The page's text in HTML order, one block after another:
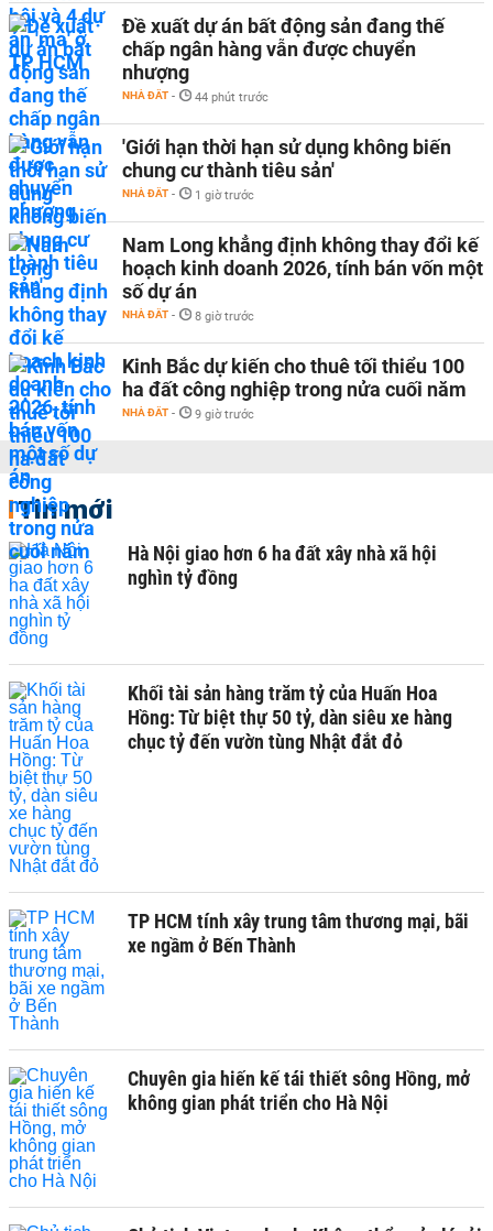
Đề xuất dự án bất động sản đang thế
chấp ngân hàng vẫn được chuyển
nhượng
NHÀ ĐẤT - 44 phút trước
'Giới hạn thời hạn sử dụng không biến
chung cư thành tiêu sản'
NHÀ ĐẤT - 1 giờ trước
Nam Long khẳng định không thay đổi kế
hoạch kinh doanh 2026, tính bán vốn một
số dự án
NHÀ ĐẤT - 8 giờ trước
Kinh Bắc dự kiến cho thuê tối thiểu 100
ha đất công nghiệp trong nửa cuối năm
NHÀ ĐẤT - 9 giờ trước
Tin mới
Hà Nội giao hơn 6 ha đất xây nhà xã hội
nghìn tỷ đồng
Khối tài sản hàng trăm tỷ của Huấn Hoa
Hồng: Từ biệt thự 50 tỷ, dàn siêu xe hàng
chục tỷ đến vườn tùng Nhật đắt đỏ
TP HCM tính xây trung tâm thương mại, bãi
xe ngầm ở Bến Thành
Chuyên gia hiến kế tái thiết sông Hồng, mở
không gian phát triển cho Hà Nội